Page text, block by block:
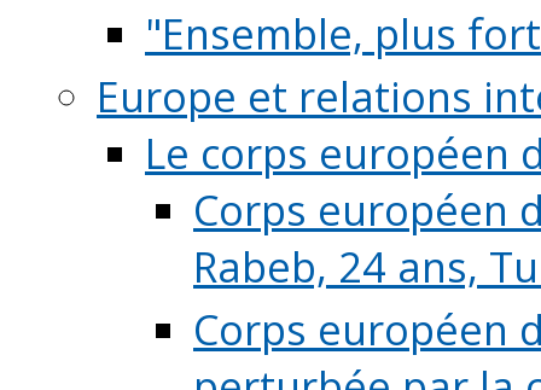
"Ensemble, plus
Europe et relations
Le corps européen
Corps européen
Rabeb, 24 ans,
Corps européen